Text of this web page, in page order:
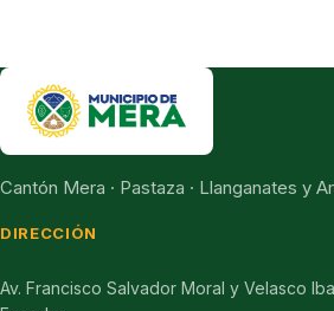
Cantón Mera · Pastaza · Llanganates y
DIRECCIÓN
Av. Francisco Salvador Moral y Velasco